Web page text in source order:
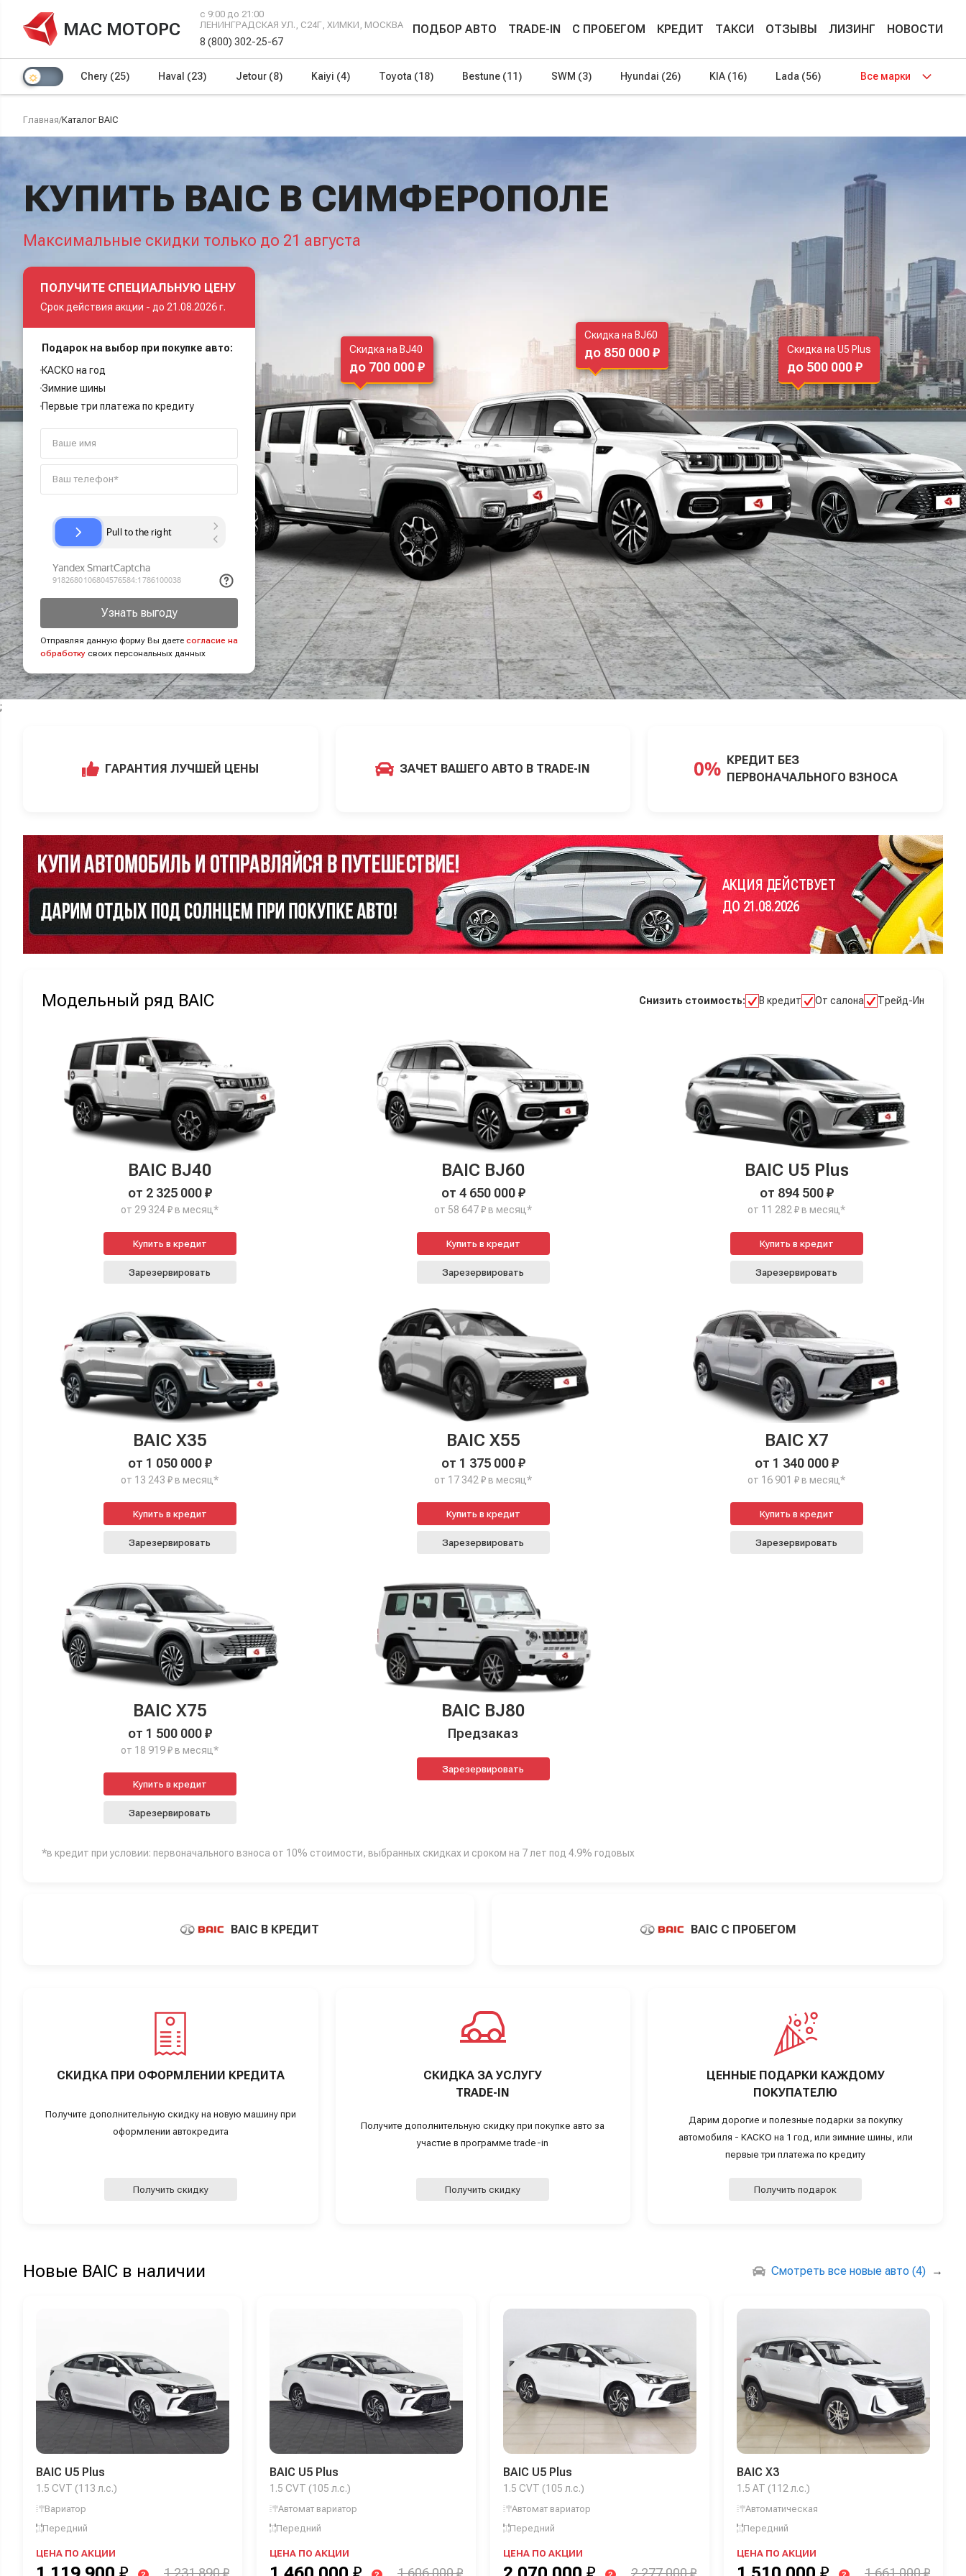
МАС МОТОРС
с 9:00 до 21:00
ЛЕНИНГРАДСКАЯ УЛ., С24Г, ХИМКИ, МОСКВА
8 (800) 302-25-67
ПОДБОР АВТО TRADE-IN С ПРОБЕГОМ КРЕДИТ ТАКСИ ОТЗЫВЫ ЛИЗИНГ НОВОСТИ
Chery (25) Haval (23) Jetour (8) Kaiyi (4) Toyota (18) Bestune (11) SWM (3) Hyundai (26) KIA (16) Lada (56) Все марки
Главная/Каталог BAIC
КУПИТЬ BAIC В СИМФЕРОПОЛЕ
Максимальные скидки только до 21 августа
ПОЛУЧИТЕ СПЕЦИАЛЬНУЮ ЦЕНУ
Срок действия акции - до 21.08.2026 г.
Подарок на выбор при покупке авто:
КАСКО на год
Зимние шины
Первые три платежа по кредиту
Узнать выгоду
Отправляя данную форму Вы даете согласие на
обработку своих персональных данных
Скидка на BJ40
до 700 000 ₽
Скидка на BJ60
до 850 000 ₽ Скидка на U5 Plus
до 500 000 ₽
;
ГАРАНТИЯ ЛУЧШЕЙ ЦЕНЫ ЗАЧЕТ ВАШЕГО АВТО В TRADE-IN
КРЕДИТ БЕЗ
ПЕРВОНАЧАЛЬНОГО ВЗНОСА
АКЦИЯ ДЕЙСТВУЕТ
ДО 21.08.2026
Модельный ряд BAIC Снизить стоимость: В кредит От салона Трейд-Ин
BAIC BJ40
от 2 325 000 ₽
от 29 324 ₽ в месяц*
Купить в кредит
Зарезервировать
BAIC BJ60
от 4 650 000 ₽
от 58 647 ₽ в месяц*
Купить в кредит
Зарезервировать
BAIC U5 Plus
от 894 500 ₽
от 11 282 ₽ в месяц*
Купить в кредит
Зарезервировать
BAIC X35
от 1 050 000 ₽
от 13 243 ₽ в месяц*
Купить в кредит
Зарезервировать
BAIC X55
от 1 375 000 ₽
от 17 342 ₽ в месяц*
Купить в кредит
Зарезервировать
BAIC X7
от 1 340 000 ₽
от 16 901 ₽ в месяц*
Купить в кредит
Зарезервировать
BAIC X75
от 1 500 000 ₽
от 18 919 ₽ в месяц*
Купить в кредит
Зарезервировать
BAIC BJ80
Предзаказ
Зарезервировать
*в кредит при условии: первоначального взноса от 10% стоимости, выбранных скидках и сроком на 7 лет под 4.9% годовых
BAIC В КРЕДИТ BAIC С ПРОБЕГОМ
СКИДКА ПРИ ОФОРМЛЕНИИ КРЕДИТА
Получите дополнительную скидку на новую машину при
оформлении автокредита
Получить скидку
СКИДКА ЗА УСЛУГУ
TRADE-IN
Получите дополнительную скидку при покупке авто за
участие в программе trade-in
Получить скидку
ЦЕННЫЕ ПОДАРКИ КАЖДОМУ
ПОКУПАТЕЛЮ
Дарим дорогие и полезные подарки за покупку
автомобиля - КАСКО на 1 год, или зимние шины, или
первые три платежа по кредиту
Получить подарок
Новые BAIC в наличии Смотреть все новые авто (4) →
BAIC U5 Plus
1.5 CVT (113 л.с.)
Вариатор
Передний
ЦЕНА ПО АКЦИИ
BAIC U5 Plus
1.5 CVT (105 л.с.)
Автомат вариатор
Передний
ЦЕНА ПО АКЦИИ
BAIC U5 Plus
1.5 CVT (105 л.с.)
Автомат вариатор
Передний
ЦЕНА ПО АКЦИИ
BAIC X3
1.5 AT (112 л.с.)
Автоматическая
Передний
ЦЕНА ПО АКЦИИ